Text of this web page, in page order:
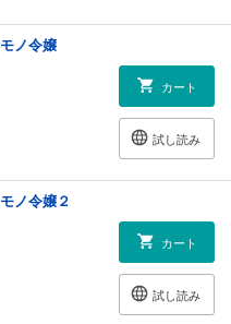
ノ令嬢
カート
試し読み
ノ令嬢２
カート
試し読み